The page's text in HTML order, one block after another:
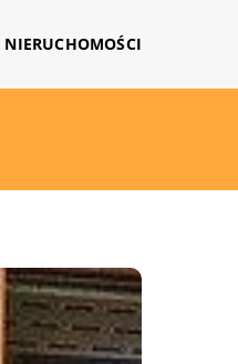
NIERUCHOMOŚCI